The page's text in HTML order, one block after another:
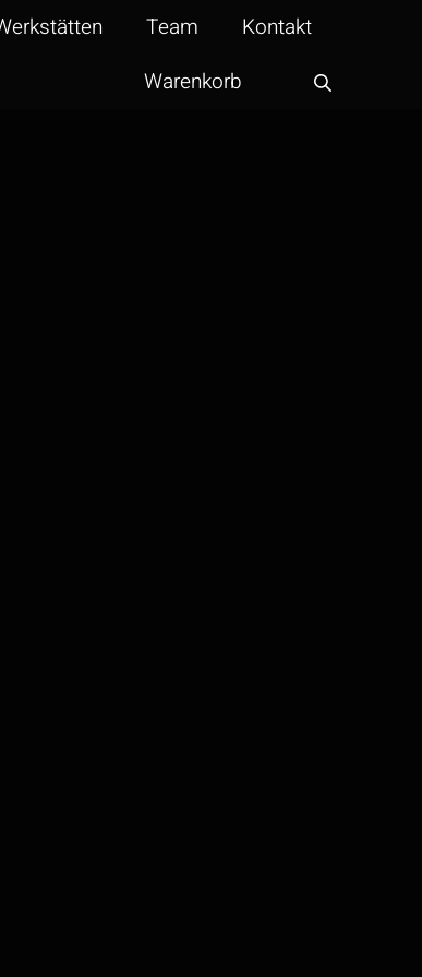
Team
Kontakt
Warenkorb